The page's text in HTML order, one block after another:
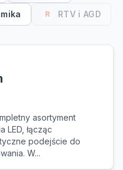
R RTV i AGD
asortyment
LED, łącząc
podejście do
W...